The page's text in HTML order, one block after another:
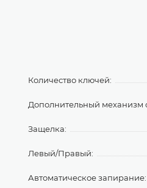
Количество ключей:
Дополнительный механизм
Защелка:
Левый/Правый:
Автоматическое запирание: